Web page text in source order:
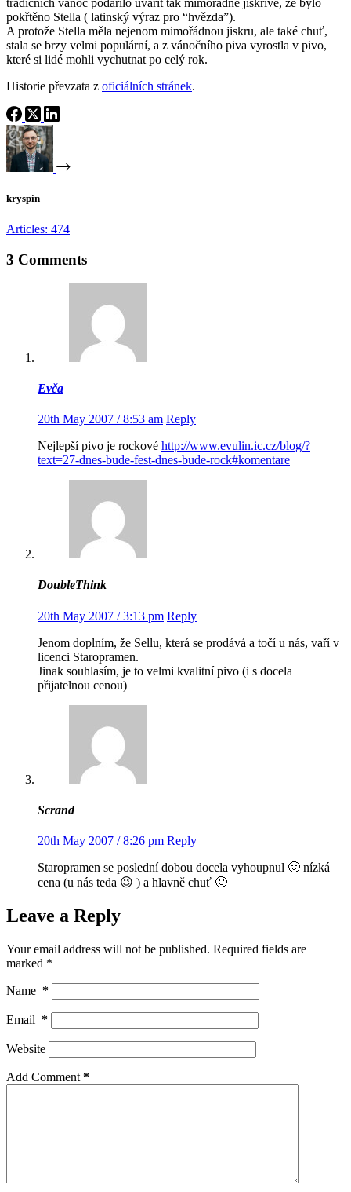
pokřtěno Stella ( latinský výraz pro “hvězda”).
A protože Stella měla nejenom mimořádnou jiskru, ale také chuť,
stala se brzy velmi populární, a z vánočního piva vyrostla v pivo,
které si lidé mohli vychutnat po celý rok.
Historie převzata z oficiálních stránek.
kryspin
Articles: 474
3 Comments
Evča
20th May 2007 / 8:53 am Reply
Nejlepší pivo je rockové http://www.evulin.ic.cz/blog/?
text=27-dnes-bude-fest-dnes-bude-rock#komentare
DoubleThink
20th May 2007 / 3:13 pm Reply
Jenom doplním, že Sellu, která se prodává a točí u nás, vaří v
licenci Staropramen.
Jinak souhlasím, je to velmi kvalitní pivo (i s docela
přijatelnou cenou)
Scrand
20th May 2007 / 8:26 pm Reply
Staropramen se poslední dobou docela vyhoupnul 🙂 nízká
cena (u nás teda 😉 ) a hlavně chuť 🙂
Leave a Reply
Your email address will not be published. Required fields are
marked *
Name *
Email *
Website
Add Comment *